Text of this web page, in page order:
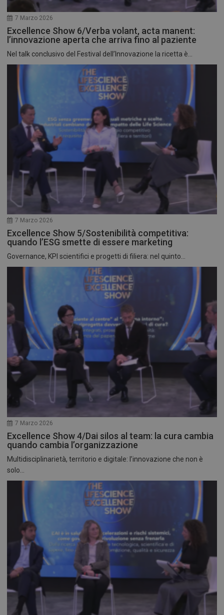
7 Marzo 2026
Excellence Show 6/Verba volant, acta manent:
l’innovazione aperta che arriva fino al paziente
Nel talk conclusivo del Festival dell’Innovazione la ricetta è...
7 Marzo 2026
Excellence Show 5/Sostenibilità competitiva:
quando l’ESG smette di essere marketing
Governance, KPI scientifici e progetti di filiera: nel quinto...
7 Marzo 2026
Excellence Show 4/Dai silos al team: la cura cambia
quando cambia l’organizzazione
Multidisciplinarietà, territorio e digitale: l’innovazione che non è
solo...